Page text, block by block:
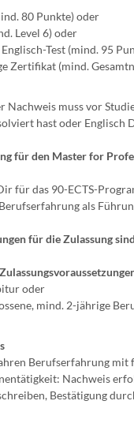
80 Punkte) oder
Level 6) oder
Test (mind. 95
Zertifikat (mind.
Nachweis muss vor
hast oder Englisch
für den Master for
für das 90-ECTS-
als
für die Zulassung
oder
mind. 2-jährige
Berufserfahrung mit
Nachweis
Bestätigung